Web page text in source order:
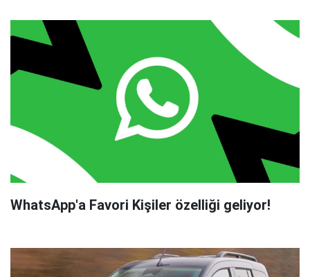
WhatsApp'a Favori Kişiler özelliği geliyor!